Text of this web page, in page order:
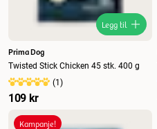
Legg til
Prima Dog
Twisted Stick Chicken 45 stk. 400 g
(1)
109 kr
Kampanje!